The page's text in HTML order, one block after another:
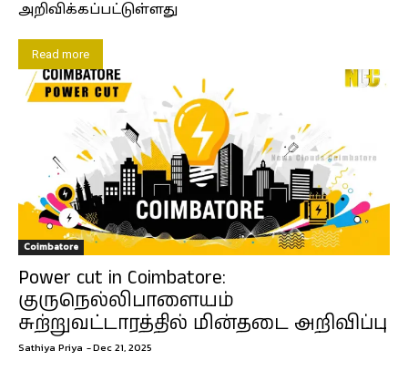
அறிவிக்கப்பட்டுள்ளது
Read more
Coimbatore
Power cut in Coimbatore:
குருநெல்லிபாளையம்
சுற்றுவட்டாரத்தில் மின்தடை அறிவிப்பு
Sathiya Priya -Dec 21, 2025